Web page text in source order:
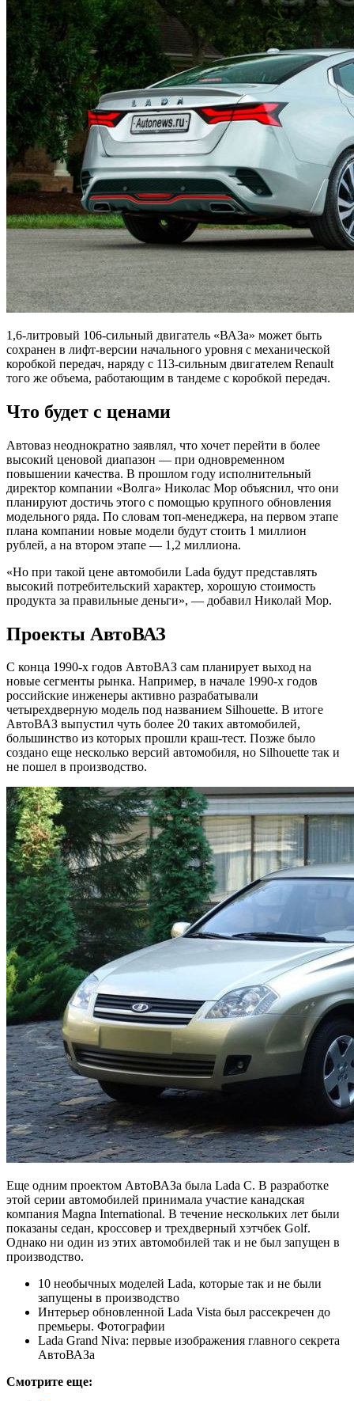
1,6-литровый 106-сильный двигатель «ВАЗа» может быть
сохранен в лифт-версии начального уровня с механической
коробкой передач, наряду с 113-сильным двигателем Renault
того же объема, работающим в тандеме с коробкой передач.
Что будет с ценами
Автоваз неоднократно заявлял, что хочет перейти в более
высокий ценовой диапазон — при одновременном
повышении качества. В прошлом году исполнительный
директор компании «Волга» Николас Мор объяснил, что они
планируют достичь этого с помощью крупного обновления
модельного ряда. По словам топ-менеджера, на первом этапе
плана компании новые модели будут стоить 1 миллион
рублей, а на втором этапе — 1,2 миллиона.
«Но при такой цене автомобили Lada будут представлять
высокий потребительский характер, хорошую стоимость
продукта за правильные деньги», — добавил Николай Мор.
Проекты АвтоВАЗ
С конца 1990-х годов АвтоВАЗ сам планирует выход на
новые сегменты рынка. Например, в начале 1990-х годов
российские инженеры активно разрабатывали
четырехдверную модель под названием Silhouette. В итоге
АвтоВАЗ выпустил чуть более 20 таких автомобилей,
большинство из которых прошли краш-тест. Позже было
создано еще несколько версий автомобиля, но Silhouette так и
не пошел в производство.
Еще одним проектом АвтоВАЗа была Lada C. В разработке
этой серии автомобилей принимала участие канадская
компания Magna International. В течение нескольких лет были
показаны седан, кроссовер и трехдверный хэтчбек Golf.
Однако ни один из этих автомобилей так и не был запущен в
производство.
10 необычных моделей Lada, которые так и не были
запущены в производство
Интерьер обновленной Lada Vista был рассекречен до
премьеры. Фотографии
Lada Grand Niva: первые изображения главного секрета
АвтоВАЗа
Смотрите еще: